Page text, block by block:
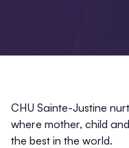
CHU Sainte-Justine
where mother, child
the best in the world.